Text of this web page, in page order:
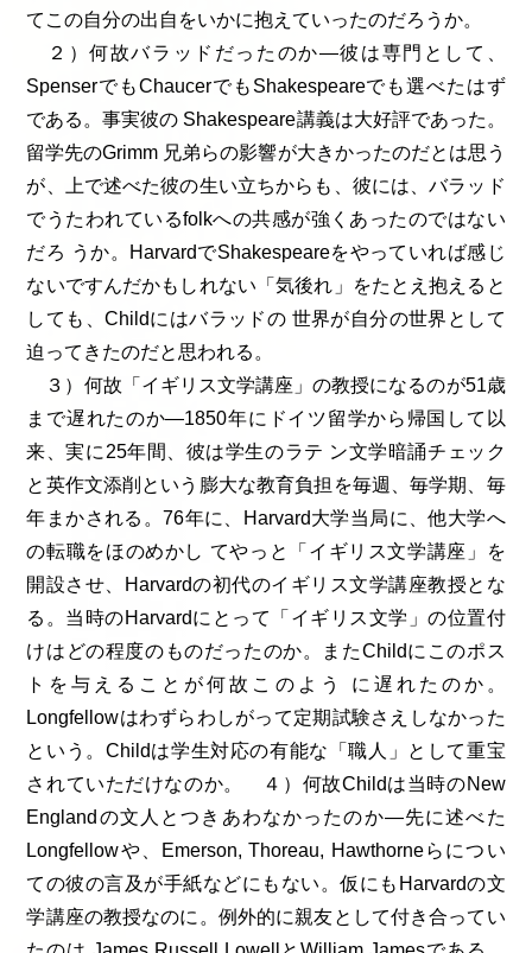
てこの自分の出自をいかに抱えていったのだろうか。
２）何故バラッドだったのか―彼は専門として、
SpenserでもChaucerでもShakespeareでも選べたはず
である。事実彼の Shakespeare講義は大好評であった。
留学先のGrimm 兄弟らの影響が大きかったのだとは思う
が、上で述べた彼の生い立ちからも、彼には、バラッド
でうたわれているfolkへの共感が強くあったのではない
だろ うか。HarvardでShakespeareをやっていれば感じ
ないですんだかもしれない「気後れ」をたとえ抱えると
しても、Childにはバラッドの 世界が自分の世界として
迫ってきたのだと思われる。
３）何故「イギリス文学講座」の教授になるのが51歳
まで遅れたのか―1850年にドイツ留学から帰国して以
来、実に25年間、彼は学生のラテ ン文学暗誦チェック
と英作文添削という膨大な教育負担を毎週、毎学期、毎
年まかされる。76年に、Harvard大学当局に、他大学へ
の転職をほのめかし てやっと「イギリス文学講座」を
開設させ、Harvardの初代のイギリス文学講座教授とな
る。当時のHarvardにとって「イギリス文学」の位置付
けはどの程度のものだったのか。またChildにこのポス
トを与えることが何故このよう に遅れたのか。
Longfellowはわずらわしがって定期試験さえしなかった
という。Childは学生対応の有能な「職人」として重宝
されていただけなのか。 ４）何故Childは当時のNew
Englandの文人とつきあわなかったのか―先に述べた
Longfellowや、Emerson, Thoreau, Hawthorneらについ
ての彼の言及が手紙などにもない。仮にもHarvardの文
学講座の教授なのに。例外的に親友として付き合ってい